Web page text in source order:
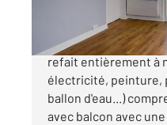
BEZONS VAL-
refait entièrement à
électricité, peinture,
ballon d'eau...)
avec balcon avec